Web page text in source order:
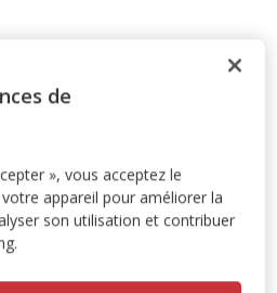
avec votre Carte
kg
au panier
de
», vous acceptez le
appareil pour améliorer la
son utilisation et contribuer